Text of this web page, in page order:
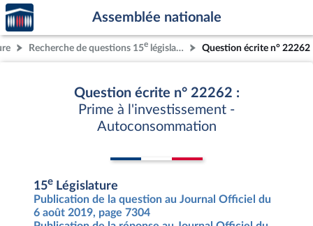
Aller au contenu
Aller en bas de la page
Accèder
à la
page
d'accueil
Assemblée nationale
Recherche de questions 15e législature Question écrite n° 22262
Question écrite n° 22262 :
Prime à l'investissement -
Autoconsommation
15e Législature
Publication de la question au Journal Officiel du
6 août 2019, page 7304